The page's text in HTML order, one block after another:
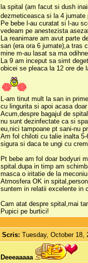
la spital (am facut si dush
dezmeticeasca si la 4
Pe bebe l-au curatat si l-au
vedeam pe anestezista
La reanimare am avut parte
san (era ora 6 jumate),a tras
mine m-au lasat sa ma
La 9 am inceput sa simt
obicei se pleaca la 12 ore de
L-am tinut mult la san in
cu lingurita si apoi acasa
Acum,despre bagajul de
nu sunt dezinfectate ca si
eu,nici tampoane pt sani-nu
Am fol chiloti cu talie inalta
sigura si daca te ungi cu
Pt bebe am fol doar bodyuri
spital.dupa in timp am
masca o iritatie de la
Atmosfera OK in
suntem in relatii excelente in
Cam atat despre spital,mai
Pupici pe burtici!
Scris:Tuesday, October 18,
Deeeaaaaa